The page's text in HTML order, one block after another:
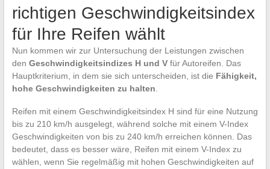
richtigen Geschwindigkeitsindex
für Ihre Reifen wählt
Nun kommen wir zur Untersuchung der Leistungen zwischen
den Geschwindigkeitsindizes H und Vfür Autoreifen. Das
Hauptkriterium, in dem sie sich unterscheiden, ist die Fähigkeit,
hohe Geschwindigkeiten zu halten
Reifen mit einem Geschwindigkeitsindex H sind für eine Nutzung
bis zu 210 km/h ausgelegt, während solche mit einem V-Index
Geschwindigkeiten von bis zu 240 km/h erreichen können. Das
bedeutet, dass es besser wäre, Reifen mit einem V-Index zu
wählen, wenn Sie regelmäßig mit hohen Geschwindigkeiten auf